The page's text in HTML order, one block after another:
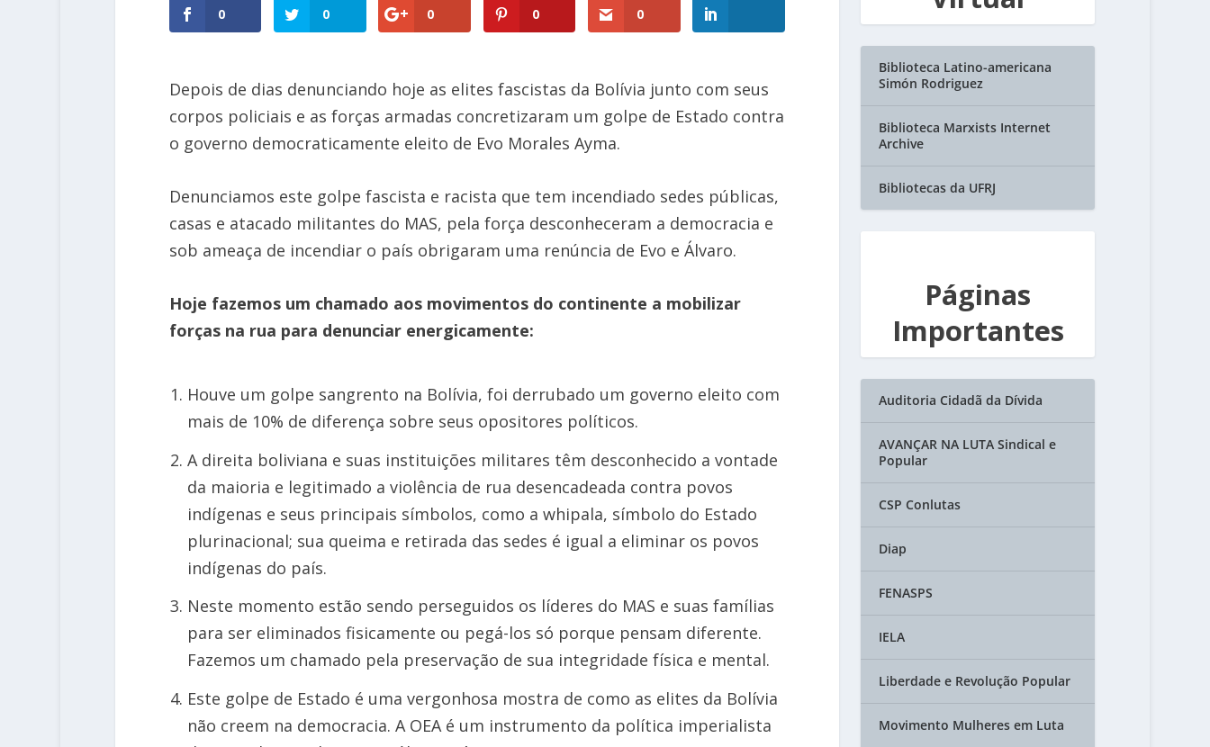
0 0 0 0 0
Depois de dias denunciando hoje as elites fascistas da Bolívia junto com seus
corpos policiais e as forças armadas concretizaram um golpe de Estado contra
o governo democraticamente eleito de Evo Morales Ayma.
Denunciamos este golpe fascista e racista que tem incendiado sedes públicas,
casas e atacado militantes do MAS, pela força desconheceram a democracia e
sob ameaça de incendiar o país obrigaram uma renúncia de Evo e Álvaro.
Hoje fazemos um chamado aos movimentos do continente a mobilizar
forças na rua para denunciar energicamente:
Houve um golpe sangrento na Bolívia, foi derrubado um governo eleito com
mais de 10% de diferença sobre seus opositores políticos.
A direita boliviana e suas instituições militares têm desconhecido a vontade
da maioria e legitimado a violência de rua desencadeada contra povos
indígenas e seus principais símbolos, como a whipala, símbolo do Estado
plurinacional; sua queima e retirada das sedes é igual a eliminar os povos
indígenas do país.
Neste momento estão sendo perseguidos os líderes do MAS e suas famílias
para ser eliminados fisicamente ou pegá-los só porque pensam diferente.
Fazemos um chamado pela preservação de sua integridade física e mental.
Este golpe de Estado é uma vergonhosa mostra de como as elites da Bolívia
não creem na democracia. A OEA é um instrumento da política imperialista
Biblioteca Latino-americana
Simón Rodriguez
Biblioteca Marxists Internet
Archive
Bibliotecas da UFRJ
Páginas
Importantes
Auditoria Cidadã da Dívida
AVANÇAR NA LUTA Sindical e
Popular
CSP Conlutas
Diap
FENASPS
IELA
Liberdade e Revolução Popular
Movimento Mulheres em Luta